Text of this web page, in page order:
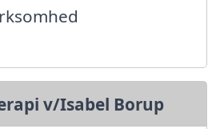
v/Isabel Borup